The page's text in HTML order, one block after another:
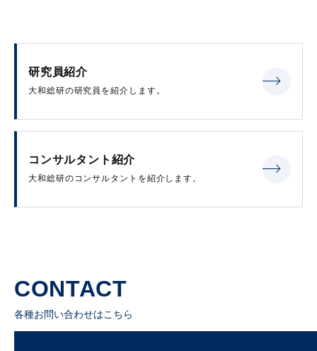
研究員紹介
大和総研の研究員を紹介します。
コンサルタント紹介
大和総研のコンサルタントを紹介します。
CONTACT
各種お問い合わせはこちら